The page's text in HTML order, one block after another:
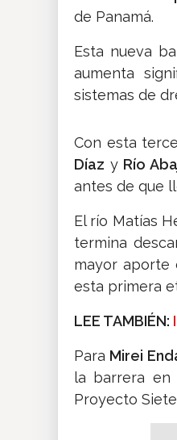
de Panamá.
Esta nueva
aumenta
sistemas de
Con esta
Díaz y Río
antes de que
El río Matías
termina
mayor aporte
esta primera
LEE TAMBIÉN:
Para Mirei
la barrera en
Proyecto